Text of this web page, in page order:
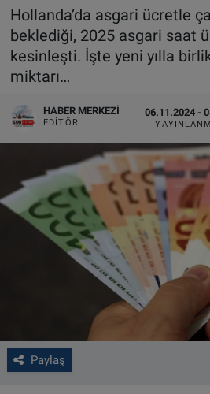
Hollanda’da asgari ücretle
beklediği, 2025 asgari saat
kesinleşti. İşte yeni yılla
miktarı…
HABER MERKEZI
EDITÖR
06.11.2024 -
Paylaş
FRANSA
AVUSTURYA
BİLİM-TEKNOLOJİ
TÜRKİYE
DÜNYA
FOTO GALERİ
VIDEO GALERİ
ALGEMENE
Çerez Politikası
Süper Lig Puan Durumu ve
Tüm Manşetler